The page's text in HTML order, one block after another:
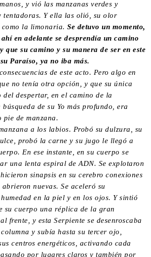
y vió las manzanas verdes y
tentadoras. Y ella las olió, su olor
la limonaria. Se detuvo un momento,
en adelante se desprendía un camino
que su camino y su manera de ser en este
Paraíso, ya no iba más.
de este acto. Pero algo en
no tenía otra opción, y que su única
despertar, en el camino de la
de su Yo más profundo, era
pie de manzana.
a los labios. Probó su dulzura, su
probó la carne y su jugo le llegó a
En ese instante, en su cuerpo se
una lenta espiral de ADN. Se explotaron
sinapsis en su cerebro conexiones
nuevas. Se aceleró su
en la piel y en los ojos. Y sintió
su cuerpo una réplica de la gran
frente, y esta Serpiente se desenroscaba
y subía hasta su tercer ojo,
centros energéticos, activando cada
por lugares claros y también por